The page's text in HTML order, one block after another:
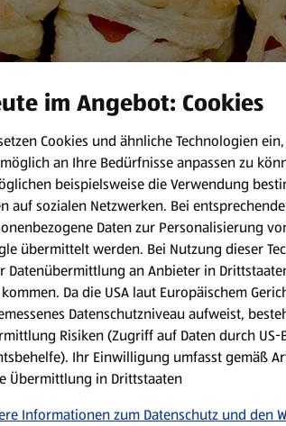
sind die Mumien-Würstel im Pizzateig!
Drei
im Angebot: Cookies
Cookies und ähnliche Technologien
an Ihre Bedürfnisse anpassen zu
beispielsweise die Verwendung
auf sozialen Netzwerken. Bei
Daten zur Personalisierung
übermittelt werden. Bei Nutzung dieser
Datenübermittlung an Anbieter in
kommen. Da die USA laut Europäischem
Datenschutzniveau aufweist,
Risiken (Zugriff auf Daten durch
Ihr Einwilligung umfasst gemäß
Übermittlung in Drittstaaten
Informationen zum Datenschutz und den